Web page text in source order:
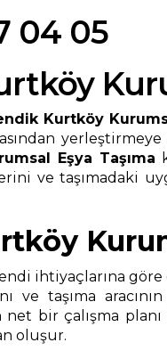
04 05
Kurtköy
Eşya Taşıma
ve taşımadaki
ihtiyaçlarına
ve taşıma
bir çalışma
oluşur.